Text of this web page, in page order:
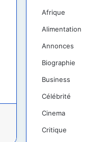
Afrique
Alimentation
Annonces
Biographie
Business
Célébrité
Cinema
Critique